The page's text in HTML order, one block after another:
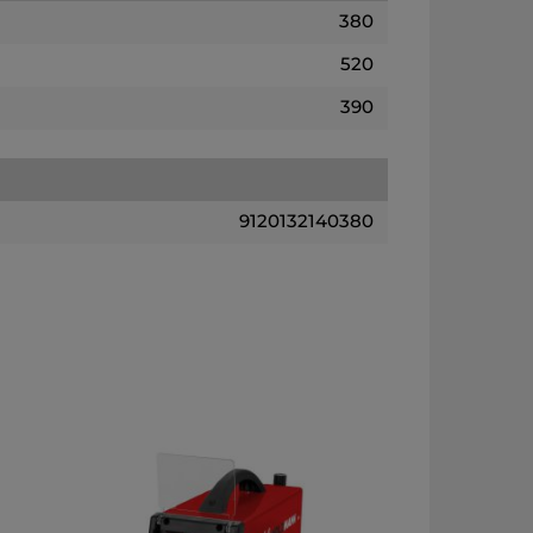
380
520
390
9120132140380